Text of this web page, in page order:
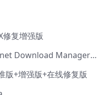
复增强版
IDM下载器中文版 Internet Download Manager v6.42.36 IDM
版+增强版+在线修复版